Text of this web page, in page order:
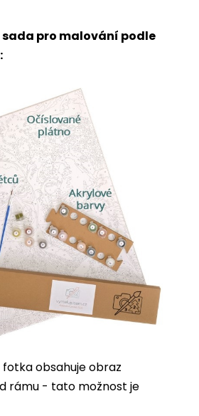
pro malování podle
obsahuje obraz
rámu - tato možnost je